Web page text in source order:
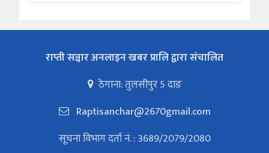
राप्ती सञ्चार अनलाइन खबर प्रालि द्वारा संचालित
ठेगाना: तुलसीपुर 5 दाङ
Raptisanchar@2670gmail.com
सूचना विभाग दर्ता नं. : 3689/2079/2080